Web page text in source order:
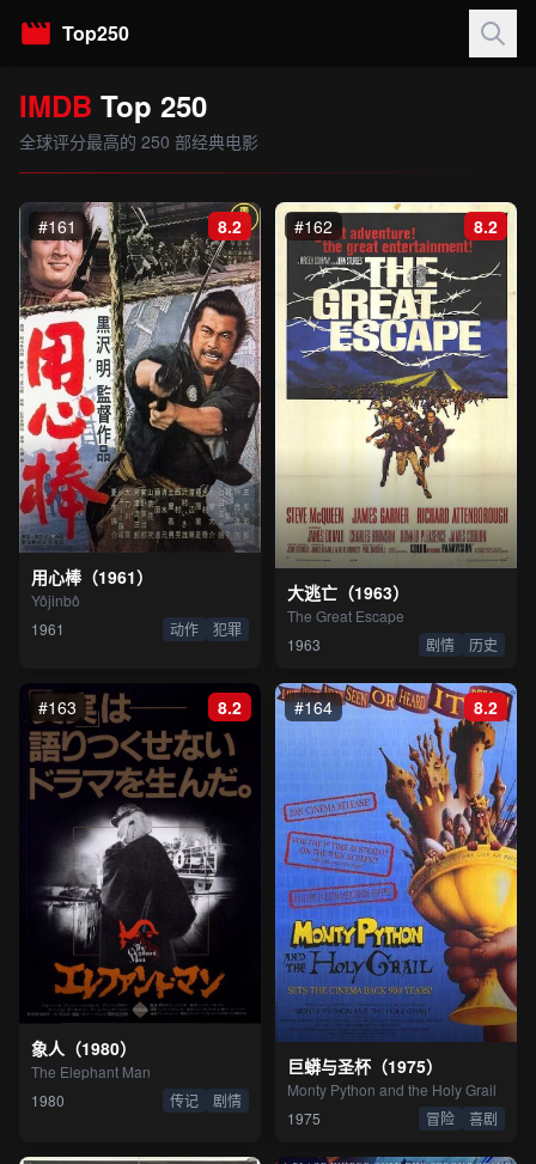
Top250
IMDB Top 250
全球评分最高的 250 部经典电影
8.2
#161
用心棒（1961）
Yôjinbô
1961
动作 犯罪
8.2
#162
大逃亡（1963）
The Great Escape
1963
剧情 历史
8.2
#163
象人（1980）
The Elephant Man
1980
传记 剧情
8.2
#164
巨蟒与圣杯（1975）
Monty Python and the Holy Grail
1975
冒险 喜剧